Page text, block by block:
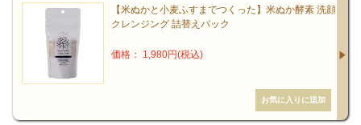
【米ぬかと小麦ふすまでつくった】米ぬか酵素 洗顔
クレンジング 詰替えパック
価格： 1,980円(税込)